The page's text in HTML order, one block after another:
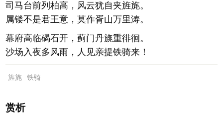
司马台前列柏高，风云犹自夹旌旄。
属镂不是君王意，莫作胥山万里涛。
幕府高临碣石开，蓟门丹旐重徘徊。
沙场入夜多风雨，人见亲提铁骑来！
旌旄 铁骑
赏析